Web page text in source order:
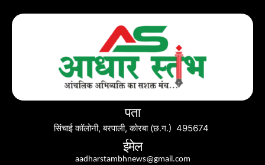
पता
सिंचाई कॉलोनी, बरपाली, कोरबा (छ.ग.) 495674
ईमेल
aadharstambhnews@gmail.com